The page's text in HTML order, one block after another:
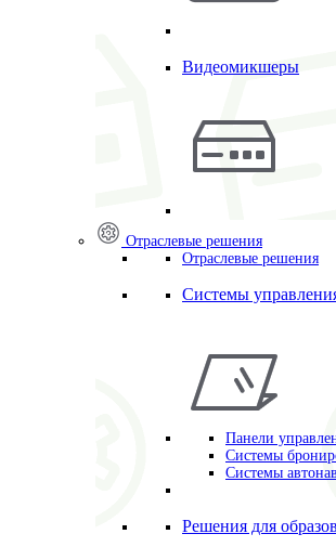
Видеомикшеры
Отраслевые решения
Отраслевые решения
Системы
Панели
Системы
Системы
Решения для